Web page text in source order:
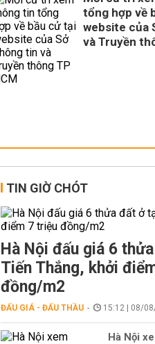
tổng hợp về
website của
và Truyền
TIN GIỜ CHÓT
Hà Nội đấu giá 6
Tiến Thắng, khởi
đồng/m2
ĐẤU GIÁ - ĐẤU THẦU 15:12 | 08/
Hà Nội